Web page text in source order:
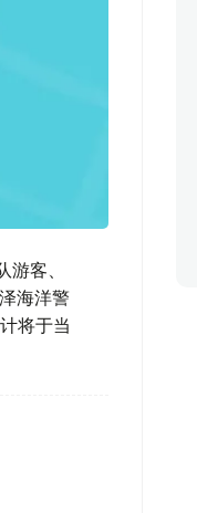
客、
海洋警
将于当